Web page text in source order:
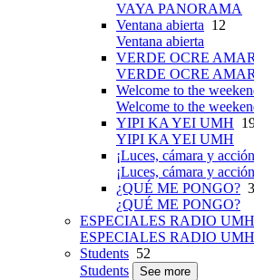
VAYA PANORAMA
Ventana abierta 12
Ventana abierta
VERDE OCRE
VERDE OCRE
Welcome to the
Welcome to the
YIPI KA YEI UMH
YIPI KA YEI UMH
¡Luces, cámara y
¡Luces, cámara y
¿QUÉ ME PONGO?
¿QUÉ ME PONGO?
ESPECIALES RADIO UMH
ESPECIALES RADIO UMH
Students 52
Students
See more